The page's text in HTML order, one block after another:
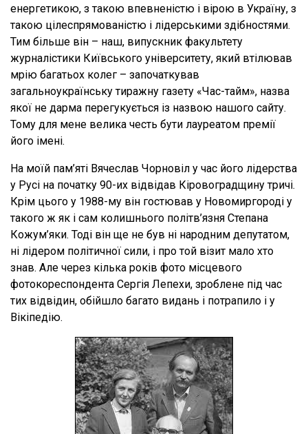
енергетикою, з такою впевненістю і вірою в Україну, з
такою цілеспрямованістю і лідерськими здібностями.
Тим більше він – наш, випускник факультету
журналістики Київського університету, який втілював
мрію багатьох колег – започаткував
загальноукраїнську тиражну газету «Час-тайм», назва
якої не дарма перегукується із назвою нашого сайту.
Тому для мене велика честь бути лауреатом премії
його імені.
На моїй пам’яті Вячеслав Чорновіл у час його лідерства
у Русі на початку 90-их відвідав Кіровоградщину тричі.
Крім цього у 1988-му він гостював у Новомиргороді у
такого ж як і сам колишнього політв’язня Степана
Кожум’яки. Тоді він ще не був ні народним депутатом,
ні лідером політичної сили, і про той візит мало хто
знав. Але через кілька років фото місцевого
фотокореспондента Сергія Лепехи, зроблене під час
тих відвідин, обійшло багато видань і потрапило і у
Вікіпедію.